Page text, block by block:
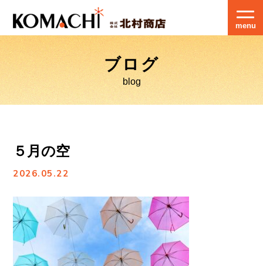
menu
ブログ
blog
５月の空
2026.05.22